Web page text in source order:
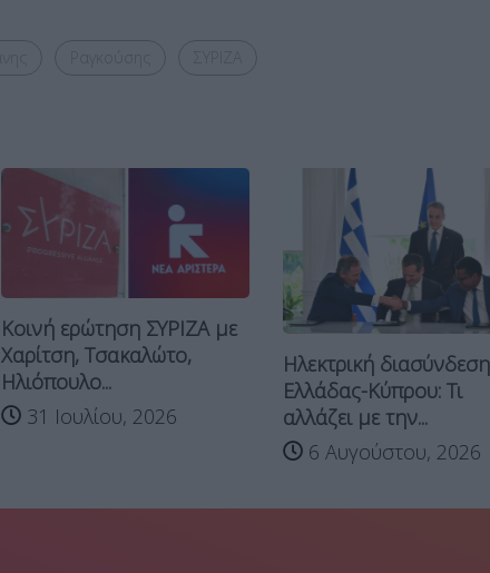
Κοινή ερώτηση ΣΥΡΙΖΑ με
Χαρίτση, Τσακαλώτο,
Ηλιόπουλο...
31 Ιουλίου, 2026
Ηλεκτρική διασύνδεση
Ελλάδας-Κύπρου: Τι
αλλάζει με την...
6 Αυγούστου, 2026